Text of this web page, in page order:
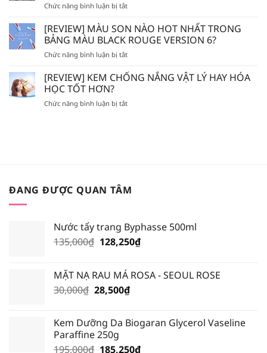
HỌC
SẼ
BỊ
DA?
VICHY
LA
ROCHE
POSAY
–
NÊN
XỊT
Chức năng bình luận bị tắtở
SON
ĐỔ
MỒ
HÔI
SON
FAKE?
[REVIEW] MÀU SON NÀO HOT NHẤT TRONG
BẢNG MÀU BLACK ROUGE VERSION 6?
Chức năng bình luận bị tắtở
MÀU
SON
HOT
6?
[REVIEW] KEM CHỐNG NẮNG VẬT LÝ HAY HÓA
HỌC TỐT HƠN?
Chức năng bình luận bị tắtở
HỌC
ĐANG ĐƯỢC QUAN TÂM
Nước tẩy trang Byphasse 500ml
135,000₫ Giá
135,000₫.
128,250₫Giá
là:
MẶT NẠ RAU MÁ ROSA - SEOUL ROSE
30,000₫ Giá
30,000₫.
28,500₫Giá
là:
Kem Dưỡng Da Biogaran Glycerol Vaseline
Paraffine 250g
195,000₫ Giá
185,250₫Giá